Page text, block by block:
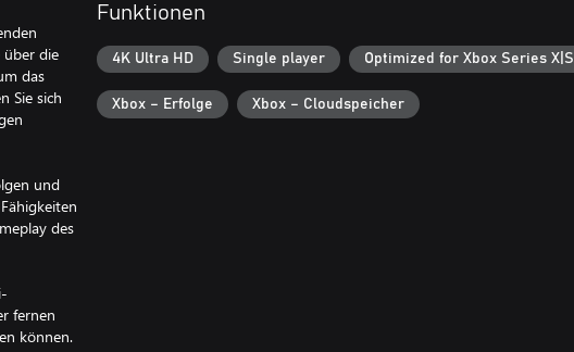
über die
das
Sie sich
und
des
fernen
können.
Funktionen
4K Ultra HD Single player Optimized for Xbox Series X|S
Xbox – Erfolge Xbox – Cloudspeicher